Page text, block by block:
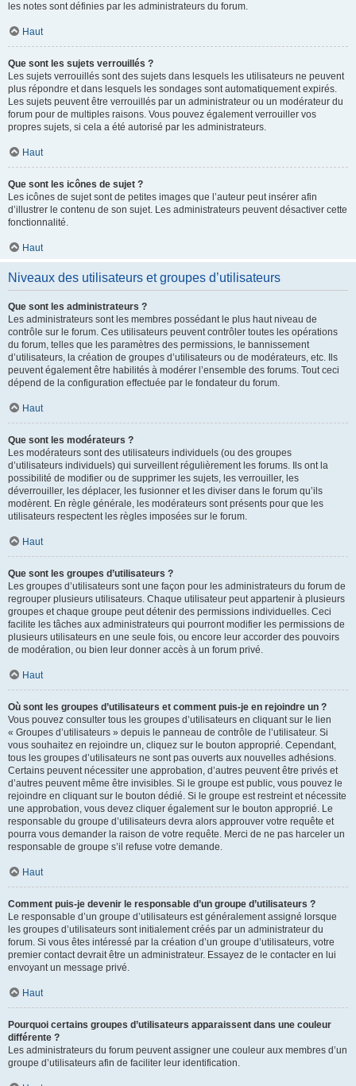
les notes sont définies par les administrateurs du forum.
Haut
Que sont les sujets verrouillés ?
Les sujets verrouillés sont des sujets dans lesquels les utilisateurs ne peuvent
plus répondre et dans lesquels les sondages sont automatiquement expirés.
Les sujets peuvent être verrouillés par un administrateur ou un modérateur du
forum pour de multiples raisons. Vous pouvez également verrouiller vos
propres sujets, si cela a été autorisé par les administrateurs.
Haut
Que sont les icônes de sujet ?
Les icônes de sujet sont de petites images que l’auteur peut insérer afin
d’illustrer le contenu de son sujet. Les administrateurs peuvent désactiver cette
fonctionnalité.
Haut
Niveaux des utilisateurs et groupes d’utilisateurs
Que sont les administrateurs ?
Les administrateurs sont les membres possédant le plus haut niveau de
contrôle sur le forum. Ces utilisateurs peuvent contrôler toutes les opérations
du forum, telles que les paramètres des permissions, le bannissement
d’utilisateurs, la création de groupes d’utilisateurs ou de modérateurs, etc. Ils
peuvent également être habilités à modérer l’ensemble des forums. Tout ceci
dépend de la configuration effectuée par le fondateur du forum.
Haut
Que sont les modérateurs ?
Les modérateurs sont des utilisateurs individuels (ou des groupes
d’utilisateurs individuels) qui surveillent régulièrement les forums. Ils ont la
possibilité de modifier ou de supprimer les sujets, les verrouiller, les
déverrouiller, les déplacer, les fusionner et les diviser dans le forum qu’ils
modèrent. En règle générale, les modérateurs sont présents pour que les
utilisateurs respectent les règles imposées sur le forum.
Haut
Que sont les groupes d’utilisateurs ?
Les groupes d’utilisateurs sont une façon pour les administrateurs du forum de
regrouper plusieurs utilisateurs. Chaque utilisateur peut appartenir à plusieurs
groupes et chaque groupe peut détenir des permissions individuelles. Ceci
facilite les tâches aux administrateurs qui pourront modifier les permissions de
plusieurs utilisateurs en une seule fois, ou encore leur accorder des pouvoirs
de modération, ou bien leur donner accès à un forum privé.
Haut
Où sont les groupes d’utilisateurs et comment puis-je en rejoindre un ?
Vous pouvez consulter tous les groupes d’utilisateurs en cliquant sur le lien
« Groupes d’utilisateurs » depuis le panneau de contrôle de l’utilisateur. Si
vous souhaitez en rejoindre un, cliquez sur le bouton approprié. Cependant,
tous les groupes d’utilisateurs ne sont pas ouverts aux nouvelles adhésions.
Certains peuvent nécessiter une approbation, d’autres peuvent être privés et
d’autres peuvent même être invisibles. Si le groupe est public, vous pouvez le
rejoindre en cliquant sur le bouton dédié. Si le groupe est restreint et nécessite
une approbation, vous devez cliquer également sur le bouton approprié. Le
responsable du groupe d’utilisateurs devra alors approuver votre requête et
pourra vous demander la raison de votre requête. Merci de ne pas harceler un
responsable de groupe s’il refuse votre demande.
Haut
Comment puis-je devenir le responsable d’un groupe d’utilisateurs ?
Le responsable d’un groupe d’utilisateurs est généralement assigné lorsque
les groupes d’utilisateurs sont initialement créés par un administrateur du
forum. Si vous êtes intéressé par la création d’un groupe d’utilisateurs, votre
premier contact devrait être un administrateur. Essayez de le contacter en lui
envoyant un message privé.
Haut
Pourquoi certains groupes d’utilisateurs apparaissent dans une couleur
différente ?
Les administrateurs du forum peuvent assigner une couleur aux membres d’un
groupe d’utilisateurs afin de faciliter leur identification.